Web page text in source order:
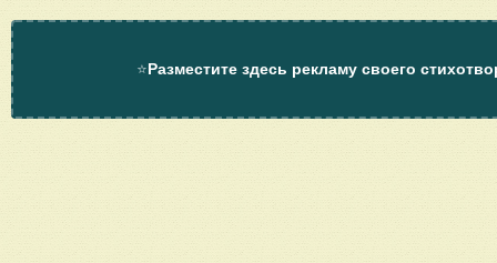
⭐Разместите здесь рекламу своего